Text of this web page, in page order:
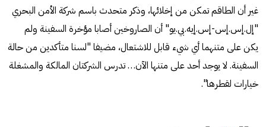
غير أن الطاقم تمكن من إخلائها، وذكر متحدث باسم شركة الأمن البحري
"إل.إس.إس-إس.إيه.بي.يو" أن الصاروخين أصابا مؤخرة السفينة ولم
يكن على متنهما أي شيء قابل للاشتعال، مضيفا "لسنا متأكدين من حالة
السفينة. لا يوجد أحد على متنها الآن… تدرس الشركتان المالكة والمشغلة
خيارات لقطرها".